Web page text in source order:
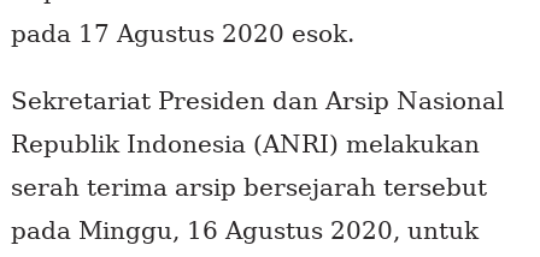
pada 17 Agustus 2020 esok.
Sekretariat Presiden dan Arsip Nasional
Republik Indonesia (ANRI) melakukan
serah terima arsip bersejarah tersebut
pada Minggu, 16 Agustus 2020, untuk